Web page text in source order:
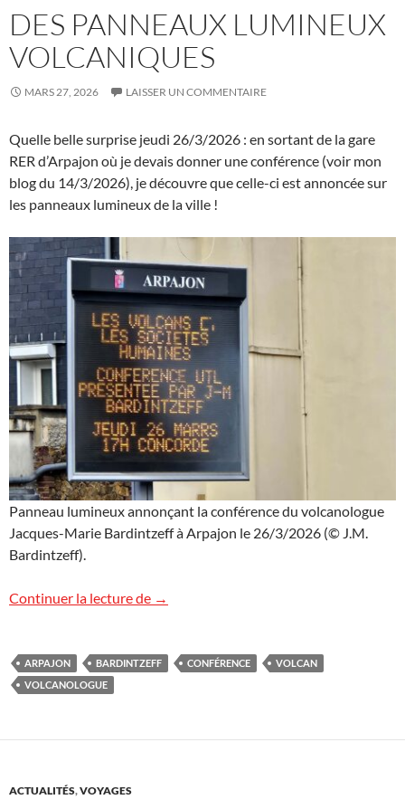
DES PANNEAUX LUMINEUX
VOLCANIQUES
MARS 27, 2026 LAISSER UN COMMENTAIRE
Quelle belle surprise jeudi 26/3/2026 : en sortant de la gare
RER d’Arpajon où je devais donner une conférence (voir mon
blog du 14/3/2026), je découvre que celle-ci est annoncée sur
les panneaux lumineux de la ville !
Panneau lumineux annonçant la conférence du volcanologue
Jacques-Marie Bardintzeff à Arpajon le 26/3/2026 (© J.M.
Bardintzeff).
Continuer la lecture de Des panneaux lumineux volcaniques
→
ARPAJON BARDINTZEFF CONFÉRENCE
VOLCAN
VOLCANOLOGUE
ACTUALITÉS,VOYAGES